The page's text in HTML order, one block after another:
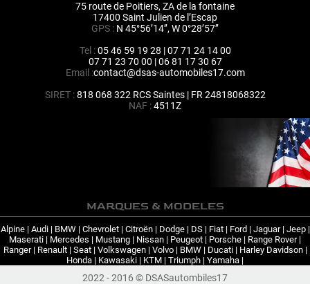
75 route de Poitiers, ZA de la fontaine
17400 Saint Julien de l’Escap
GPS : N 45°56’14’’, W 0°28’57’’
Tel :05 46 59 19 28 | 07 71 24 14 00
07 71 23 70 00 | 06 81 17 30 67
Email :contact@dsas-automobiles17.com
SIRET :818 068 322 RCS Saintes | FR 24818068322
NAF :4511Z
MARQUES & MODELES
Alpine| Audi| BMW| Chevrolet| Citroën| Dodge| DS| Fiat| Ford| Jaguar| Jeep|
Maserati | Mercedes | Mustang | Nissan | Peugeot | Porsche | Range Rover|
Ranger| Renault| Seat| Volkswagen| Volvo| BMW| Ducati| Harley Davidson|
Honda | Kawasaki | KTM | Triumph | Yamaha |
2022 - 2016 © DSASautombiles17